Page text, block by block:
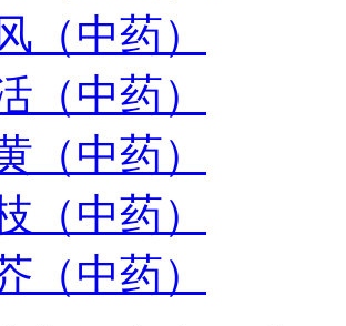
（中药）
（中药）
（中药）
（中药）
（中药）